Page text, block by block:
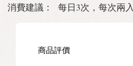
消費建議： 每日3次，每次兩入
商品評價